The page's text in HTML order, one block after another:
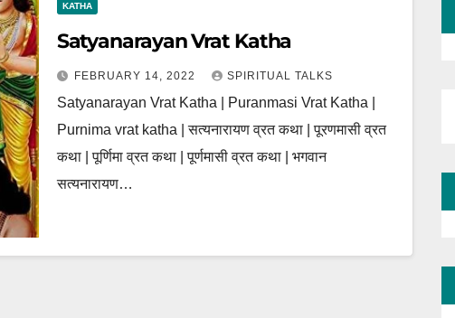
KATHA
Satyanarayan Vrat Katha
FEBRUARY 14, 2022 SPIRITUAL TALKS
Satyanarayan Vrat Katha | Puranmasi Vrat Katha |
Purnima vrat katha | सत्यनारायण व्रत कथा | पूरणमासी व्रत
कथा | पूर्णिमा व्रत कथा | पूर्णमासी व्रत कथा | भगवान
सत्यनारायण…